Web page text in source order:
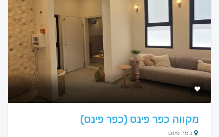
מקווה כפר פינס (כפר פינס)
כפר פינס